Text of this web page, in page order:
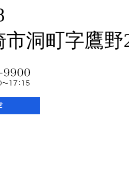
市洞町字鷹野